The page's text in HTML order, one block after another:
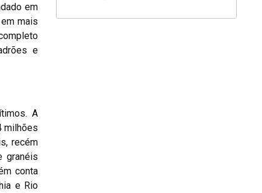
em
mais
e
A
milhões
recém
granéis
conta
e Rio